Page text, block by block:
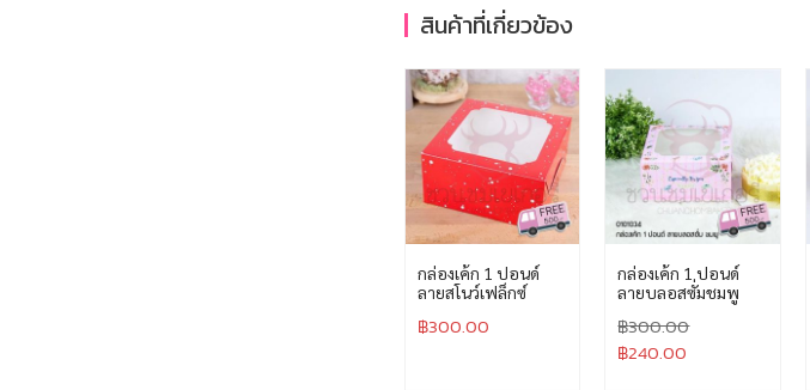
สินค้าที่เกี่ยวข้อง
กล่องเค้ก 1 ปอนด์
ลายสโนว์เฟล็กซ์
฿300.00
กล่องเค้ก 1 ปอนด์
ลายบลอสซั่มชมพู
฿300.00
฿240.00